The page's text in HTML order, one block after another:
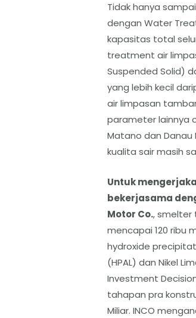
Tidak hanya
dengan Water
kapasitas total
treatment air
Suspended Solid)
yang lebih kecil
air limpasan
parameter lainnya
Matano dan Danau
kualita sair masih
Untuk
bekerjasama
Motor Co., smelter
mencapai 120 ribu
hydroxide
(HPAL) dan Nikel
Investment
tahapan pra
Miliar. INCO